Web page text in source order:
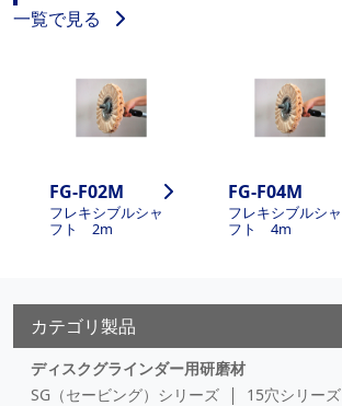
一覧で見る
FG-F02M
フレキシブルシャ
フト 2m
FG-F04M
フレキシブルシャ
フト 4m
カテゴリ製品
ディスクグラインダー用研磨材
SG（セービング）シリーズ
15穴シリーズ